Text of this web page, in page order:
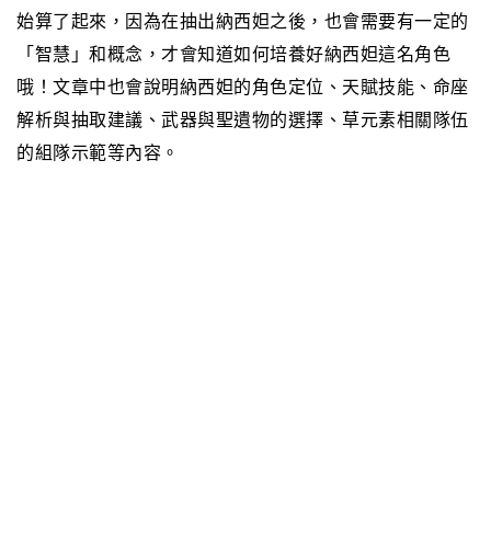
始算了起來，因為在抽出納西妲之後，也會需要有一定的
「智慧」和概念，才會知道如何培養好納西妲這名角色
哦！文章中也會說明納西妲的角色定位、天賦技能、命座
解析與抽取建議、武器與聖遺物的選擇、草元素相關隊伍
的組隊示範等內容。